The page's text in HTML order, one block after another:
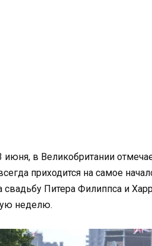
июня, в Великобритании
приходится на самое
свадьбу Питера Филиппса и
неделю.